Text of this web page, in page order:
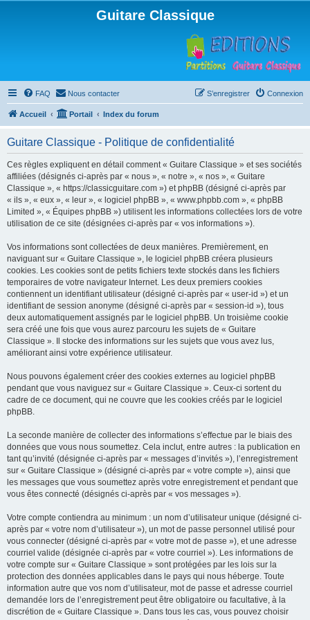
Guitare Classique
FAQ Nous contacter Connexion
S’enregistrer
Accueil Portail Index du forum
Guitare Classique - Politique de confidentialité
Ces règles expliquent en détail comment « Guitare Classique » et ses sociétés
affiliées (désignés ci-après par « nous », « notre », « nos », « Guitare
Classique », « https://classicguitare.com ») et phpBB (désigné ci-après par
« ils », « eux », « leur », « logiciel phpBB », « www.phpbb.com », « phpBB
Limited », « Équipes phpBB ») utilisent les informations collectées lors de votre
utilisation de ce site (désignées ci-après par « vos informations »).
Vos informations sont collectées de deux manières. Premièrement, en
naviguant sur « Guitare Classique », le logiciel phpBB créera plusieurs
cookies. Les cookies sont de petits fichiers texte stockés dans les fichiers
temporaires de votre navigateur Internet. Les deux premiers cookies
contiennent un identifiant utilisateur (désigné ci-après par « user-id ») et un
identifiant de session anonyme (désigné ci-après par « session-id »), tous
deux automatiquement assignés par le logiciel phpBB. Un troisième cookie
sera créé une fois que vous aurez parcouru les sujets de « Guitare
Classique ». Il stocke des informations sur les sujets que vous avez lus,
améliorant ainsi votre expérience utilisateur.
Nous pouvons également créer des cookies externes au logiciel phpBB
pendant que vous naviguez sur « Guitare Classique ». Ceux-ci sortent du
cadre de ce document, qui ne couvre que les cookies créés par le logiciel
phpBB.
La seconde manière de collecter des informations s’effectue par le biais des
données que vous nous soumettez. Cela inclut, entre autres : la publication en
tant qu’invité (désignée ci-après par « messages d’invités »), l’enregistrement
sur « Guitare Classique » (désigné ci-après par « votre compte »), ainsi que
les messages que vous soumettez après votre enregistrement et pendant que
vous êtes connecté (désignés ci-après par « vos messages »).
Votre compte contiendra au minimum : un nom d’utilisateur unique (désigné ci-
après par « votre nom d’utilisateur »), un mot de passe personnel utilisé pour
vous connecter (désigné ci-après par « votre mot de passe »), et une adresse
courriel valide (désignée ci-après par « votre courriel »). Les informations de
votre compte sur « Guitare Classique » sont protégées par les lois sur la
protection des données applicables dans le pays qui nous héberge. Toute
information autre que vos nom d’utilisateur, mot de passe et adresse courriel
demandée lors de l’enregistrement peut être obligatoire ou facultative, à la
discrétion de « Guitare Classique ». Dans tous les cas, vous pouvez choisir